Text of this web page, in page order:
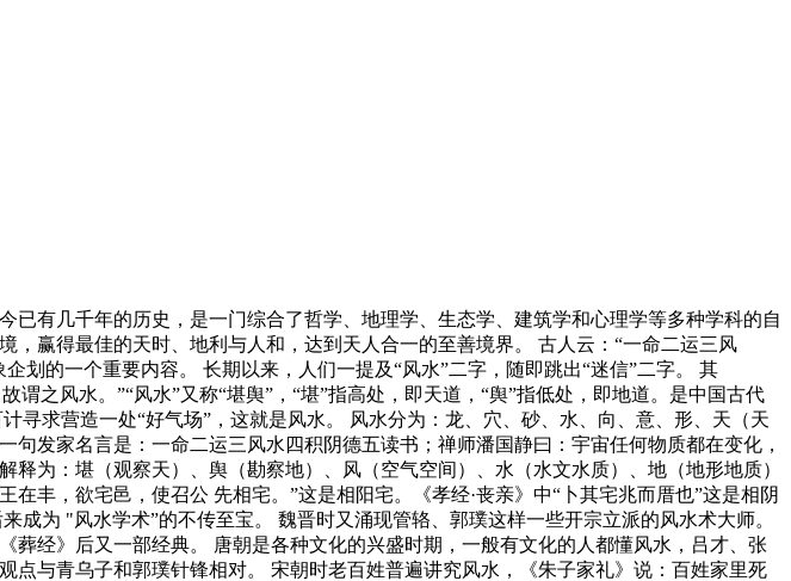
有几千年的历史，是一门综合了哲学、地理学、生态学、建筑学和心理学等多种学科的自
赢得最佳的天时、地利与人和，达到天人合一的至善境界。 古人云：“一命二运三风
划的一个重要内容。 长期以来，人们一提及“风水”二字，随即跳出“迷信”二字。 其
之风水。”“风水”又称“堪舆”，“堪”指高处，即天道，“舆”指低处，即地道。是中国古代
求营造一处“好气场”，这就是风水。 风水分为：龙、穴、砂、水、向、意、形、天（天
发家名言是：一命二运三风水四积阴德五读书；禅师潘国静曰：宇宙任何物质都在变化，
为：堪（观察天）、舆（勘察地）、风（空气空间）、水（水文水质）、地（地形地质）
丰，欲宅邑，使召公 先相宅。”这是相阳宅。《孝经·丧亲》中“卜其宅兆而厝也”这是相阴
为 "风水学术”的不传至宝。 魏晋时又涌现管辂、郭璞这样一些开宗立派的风水术大师。
经》后又一部经典。 唐朝是各种文化的兴盛时期，一般有文化的人都懂风水，吕才、张
与青乌子和郭璞针锋相对。 宋朝时老百姓普遍讲究风水，《朱子家礼》说：百姓家里死